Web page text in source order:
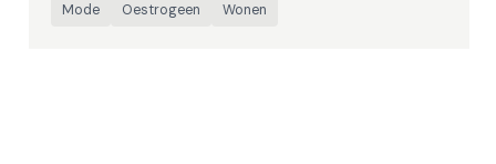
Mode
Oestrogeen Wonen